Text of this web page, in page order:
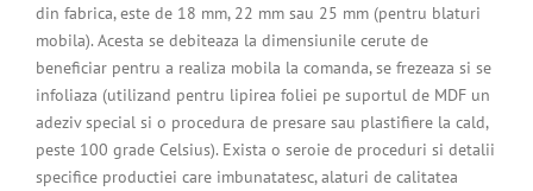
din fabrica, este de 18 mm, 22 mm sau 25 mm (pentru blaturi
mobila). Acesta se debiteaza la dimensiunile cerute de
beneficiar pentru a realiza mobila la comanda, se frezeaza si se
infoliaza (utilizand pentru lipirea foliei pe suportul de MDF un
adeziv special si o procedura de presare sau plastifiere la cald,
peste 100 grade Celsius). Exista o seroie de proceduri si detalii
specifice productiei care imbunatatesc, alaturi de calitatea